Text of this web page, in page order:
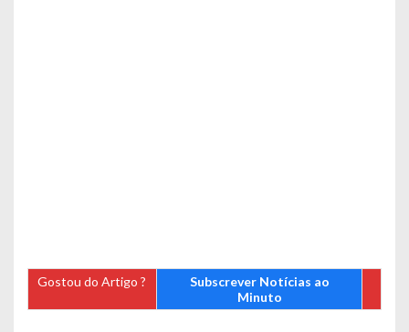
Gostou do Artigo ?
Subscrever Notícias ao
Minuto